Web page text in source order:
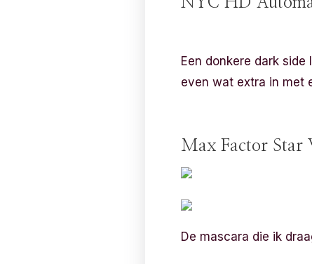
Een donkere dark
even wat extra in met
Max Factor Star
De mascara die ik